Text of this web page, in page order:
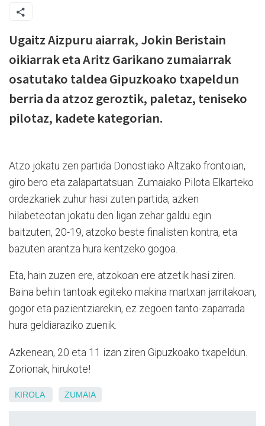
Ugaitz Aizpuru aiarrak, Jokin Beristain
oikiarrak eta Aritz Garikano zumaiarrak
osatutako taldea Gipuzkoako txapeldun
berria da atzoz geroztik, paletaz, teniseko
pilotaz, kadete kategorian.
Atzo jokatu zen partida Donostiako Altzako frontoian,
giro bero eta zalapartatsuan. Zumaiako Pilota Elkarteko
ordezkariek zuhur hasi zuten partida, azken
hilabeteotan jokatu den ligan zehar galdu egin
baitzuten, 20-19, atzoko beste finalisten kontra, eta
bazuten arantza hura kentzeko gogoa.
Eta, hain zuzen ere, atzokoan ere atzetik hasi ziren.
Baina behin tantoak egiteko makina martxan jarritakoan,
gogor eta pazientziarekin, ez zegoen tanto-zaparrada
hura geldiaraziko zuenik.
Azkenean, 20 eta 11 izan ziren Gipuzkoako txapeldun.
Zorionak, hirukote!
KIROLA ZUMAIA